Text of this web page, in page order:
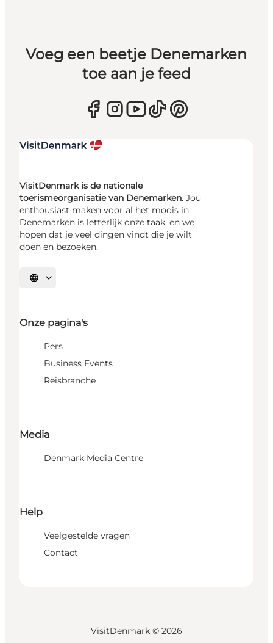
Voeg een beetje Denemarken
toe aan je feed
VisitDenmark is de nationale
toerismeorganisatie van Denemarken. Jou
enthousiast maken voor al het moois in
Denemarken is letterlijk onze taak, en we
hopen dat je veel dingen vindt die je wilt
doen en bezoeken.
Selecteer taal
Onze pagina's
Pers
Business Events
Reisbranche
Media
Denmark Media Centre
Help
Veelgestelde vragen
Contact
VisitDenmark © 2026